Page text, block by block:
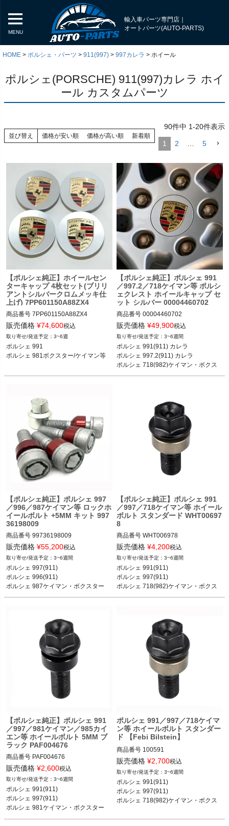
MENU
輸入車パーツ専門店｜
オートパーツ(AUTO-PARTS)
HOME ポルシェ・パーツ 911(997) 997カレラ ホイール
ポルシェ(PORSCHE) 911(997)カレラ ホイ
ール カスタムパーツ
並び替え 価格が安い順 価格が高い順 新着順
90件中 1-20件表示
1 2 5
【ポルシェ純正】ホイールセン
ターキャップ 4枚セット(ブリリ
アントシルバークロムメッキ仕
上げ) 7PP601150A88ZX4
商品番号 7PP601150A88ZX4
純正品番：7PP601150A88Z(１コ)
発注時は、"7PP601150A88Z"を4つ注
文してっください。
販売価格 ¥74,600税込
3~6週
ポルシェ 991
ポルシェ 981ボクスター/ケイマン等
【ポルシェ純正】ポルシェ 991
／997.2／718ケイマン等 ポルシ
ェクレスト ホイールキャップ セ
ット シルバー 00004460702
商品番号 00004460702
ポルシェ 991(911) カレラ／カレラS／
カレラ4／カレラ4S RS 11-19
ポルシェ 997.2(911) カレラ／カレラS
／カレラGTS／カレラ4／カレラ4S／
カレラ4GTS 08-11
ンGT4／ケイマンGT4 RS 16-
ポルシェ 718(982)ボクスター ボクス
ター／ボクスターS／ボクスターGTS
ポルシェ 981ケイマン ケイマン／ケイ
マンS／GT4 12-16
ポルシェ 981ボクスター ボクスター／
ボクスターS 12-16
ポルシェ 987.2ボクスター ボクスター
／ボクスターS 08-12
ポルシェ 971パナメーラ スポーツツー
リズモ 4／4S／4E／ターボ／ターボS
17-23
ポルシェ 971パナメーラ 4／4S／4E／
ターボ／ターボS／GTS 16-23
ポルシェ 970パナメーラ 4／S／4S／
Sハイブリッド／ターボ／ターボS 09-
16
ポルシェ 9YA／9YBカイエン カイエン
／カイエンS／カイエンE-Hybrid／ク
ポルシェ 958カイエン カイエン／カイ
エンS／カイエン ターボ／カイエンS
販売価格 ¥49,900税込
3~6週間
ポルシェ 991(911) カレラ
ポルシェ 997.2(911) カレラ
ポルシェ 718(982)ケイマン・ボクス
【ポルシェ純正】ポルシェ 997
／996／987ケイマン等 ロックホ
イールボルト +5MM キット 997
36198009
商品番号 99736198009
ポルシェ 997(911) カレラ／カレラS／
カレラGTS／カレラ4／カレラ4S／カ
レラ4GTS／ターボ／ターボS／GT2／
GT2RS／GT3／GT3 RS 04-11
オレ／カレラ4S／カレラ4S カブリオ
レ／タルガ／ターボ／ターボ S／GT3
／GT3RS／GT2 97-04
ポルシェ 987ケイマン ケイマン／ケイ
マンS／ケイマンR 05-12
ポルシェ 987ボクスター ボクスター／
ボクスターS 05-12
ポルシェ 986ボクスター ボクスター／
ボクスターS 96-04
販売価格 ¥55,200税込
3~6週間
ポルシェ 997(911)
ポルシェ 996(911)
ポルシェ 987ケイマン・ボクスター
ポルシェ 986ボクスター
【ポルシェ純正】ポルシェ 991
／997／718ケイマン等 ホイール
ボルト スタンダード WHT00697
8
商品番号 WHT006978
ポルシェ 991(911) カレラ／カレラS／
カレラ4／カレラ4S／ターボ／ターボ
S／GT2 RS 11-19
ポルシェ 997(911) カレラ／カレラS／
ポルシェ 996(911) カレラ／カレラ4／
カレラ4S／ターボ／ターボ S／GT3／
GT3RS／GT2 97-04
ポルシェ 718(982)ケイマン ケイマン
／ケイマンS／ケイマンGTS／ケイマ
ンGT4／ケイマンGT4 RS 16-
ポルシェ 718(982)ボクスター ボクス
ター／ボクスターS／ボクスターGTS
マンS／GT4 12-16
ポルシェ 981ボクスター ボクスター／
ボクスターS 12-16
ポルシェ 987ケイマン ケイマン／ケイ
マンS／ケイマンR 05-12
ポルシェ 987ボクスター ボクスター／
ボクスターS 05-12
ポルシェ 986ボクスター ボクスター／
ボクスターS 96-04
販売価格 ¥4,200税込
3~6週間
ポルシェ 991(911)
ポルシェ 997(911)
ポルシェ 718(982)ケイマン・ボクス
ター
【ポルシェ純正】ポルシェ 991
／997／981ケイマン／985カイ
エン等 ホイールボルト 5MM ブ
ラック PAF004676
商品番号 PAF004676
ポルシェ 991(911) カレラ／カレラS／
カレラ4／カレラ4S／ターボ／ターボ
S／GT3／GT3 RS／GT2 RS 11-19
ポルシェ 997(911) カレラ／カレラS／
カレラGTS／カレラ4／カレラ4S／カ
販売価格 ¥2,600税込
3~6週間
ポルシェ 991(911)
ポルシェ 997(911)
ポルシェ 981ケイマン・ボクスター
ポルシェ 991／997／718ケイマ
ン等 ホイールボルト スタンダー
ド 【Febi Bilstein】
商品番号 100591
ポルシェ 991(911) カレラ／カレラS／
カレラ4／カレラ4S／ターボ／ターボ
S／GT2 RS 11-19
ポルシェ 997(911) カレラ／カレラS／
販売価格 ¥2,700税込
3~6週間
ポルシェ 991(911)
ポルシェ 997(911)
ポルシェ 718(982)ケイマン・ボクス
ポルシェ 981ケイマン・ボクスター 等